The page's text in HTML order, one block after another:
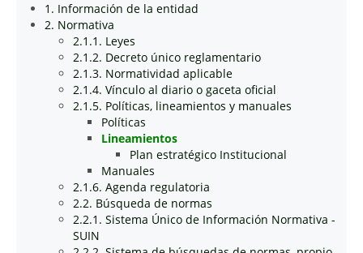
1. Información de la entidad
2. Normativa
2.1.1. Leyes
2.1.2. Decreto único reglamentario
2.1.3. Normatividad aplicable
2.1.4. Vínculo al diario o gaceta oficial
2.1.5. Políticas, lineamientos y manuales
Políticas
Lineamientos
Plan estratégico Institucional
Manuales
2.1.6. Agenda regulatoria
2.2. Búsqueda de normas
2.2.1. Sistema Único de Información Normativa -
SUIN